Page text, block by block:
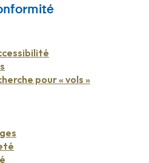
pour « vols »